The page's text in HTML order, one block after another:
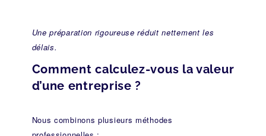
Une préparation rigoureuse réduit nettement les
délais.
Comment calculez-vous la valeur
d’une entreprise ?
Nous combinons plusieurs méthodes